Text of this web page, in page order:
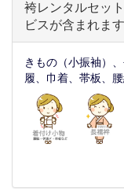
袴レンタルセッ
ビスが含まれます
きもの（小振袖）
履、巾着、帯板、